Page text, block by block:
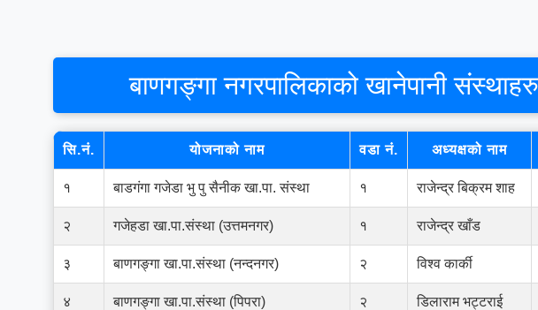
बाणगङ्गा नगरपालिकाको खानेपानी
सि.नं. योजनाको नाम वडा नं. अध्यक्षको नाम
१ बाडगंगा गजेडा भु पु सैनीक खा.पा. संस्था १ राजेन्द्र बिक्रम शाह
२ गजेहडा खा.पा.संस्था (उत्तमनगर) १ राजेन्द्र खाँड
३ बाणगङ्गा खा.पा.संस्था (नन्दनगर) २ विश्व कार्की
४ बाणगङ्गा खा.पा.संस्था (पिपरा) २ डिलाराम भट्टराई